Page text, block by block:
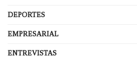
DEPORTES
EMPRESARIAL
ENTREVISTAS